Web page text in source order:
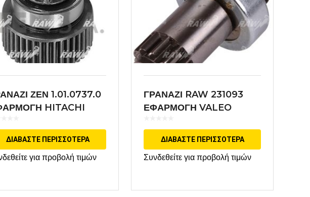
ΖΕΝ 1.01.0737.0
HITACHI
ΔΙΑΒΆΣΤΕ ΠΕΡΙΣΣΌΤΕΡΑ
για προβολή τιμών
ΓΡΑΝΑΖΙ RAW 231093
ΕΦΑΡΜΟΓΗ VALEO
ΔΙΑΒΆΣΤΕ ΠΕΡΙΣΣΌΤΕΡΑ
Συνδεθείτε για προβολή τιμών